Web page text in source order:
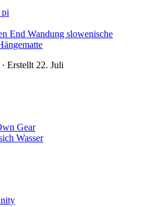
End Wandung slowenische
· Erstellt 22. Juli
Gear
Wasser